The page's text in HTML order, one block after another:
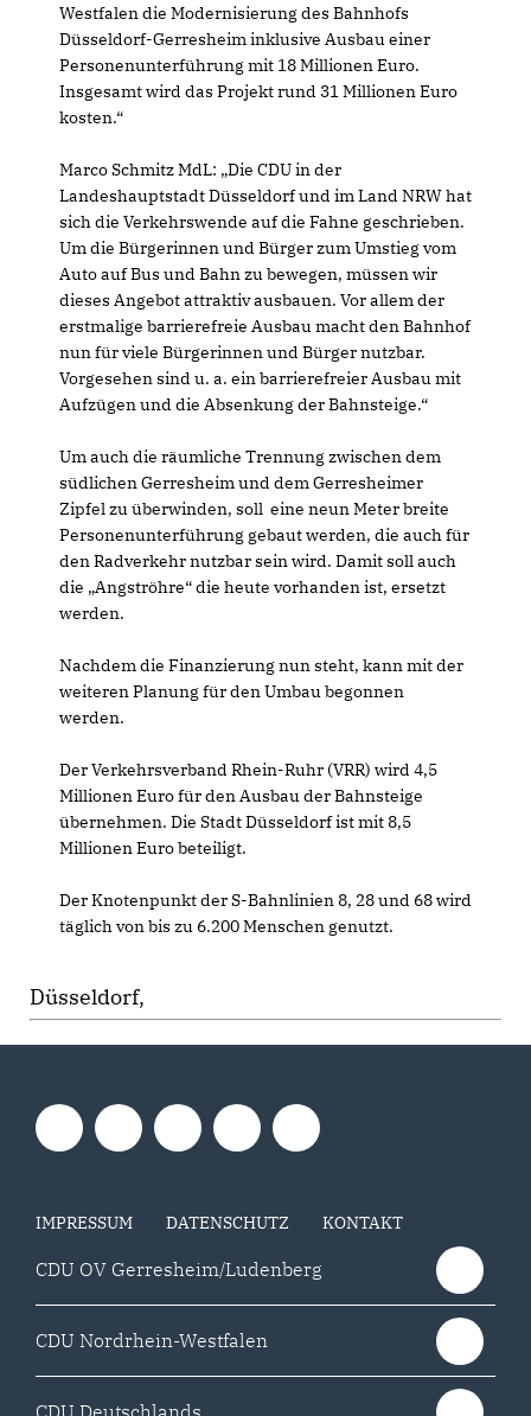
Westfalen die Modernisierung des Bahnhofs
Düsseldorf-Gerresheim inklusive Ausbau einer
Personenunterführung mit 18 Millionen Euro.
Insgesamt wird das Projekt rund 31 Millionen Euro
kosten.“
Marco Schmitz MdL: „Die CDU in der
Landeshauptstadt Düsseldorf und im Land NRW hat
sich die Verkehrswende auf die Fahne geschrieben.
Um die Bürgerinnen und Bürger zum Umstieg vom
Auto auf Bus und Bahn zu bewegen, müssen wir
dieses Angebot attraktiv ausbauen. Vor allem der
erstmalige barrierefreie Ausbau macht den Bahnhof
nun für viele Bürgerinnen und Bürger nutzbar.
Vorgesehen sind u. a. ein barrierefreier Ausbau mit
Aufzügen und die Absenkung der Bahnsteige.“
Um auch die räumliche Trennung zwischen dem
südlichen Gerresheim und dem Gerresheimer
Zipfel zu überwinden, soll eine neun Meter breite
Personenunterführung gebaut werden, die auch für
den Radverkehr nutzbar sein wird. Damit soll auch
die „Angströhre“ die heute vorhanden ist, ersetzt
werden.
Nachdem die Finanzierung nun steht, kann mit der
weiteren Planung für den Umbau begonnen
werden.
Der Verkehrsverband Rhein-Ruhr (VRR) wird 4,5
Millionen Euro für den Ausbau der Bahnsteige
übernehmen. Die Stadt Düsseldorf ist mit 8,5
Millionen Euro beteiligt.
Der Knotenpunkt der S-Bahnlinien 8, 28 und 68 wird
täglich von bis zu 6.200 Menschen genutzt.
Düsseldorf,
IMPRESSUM DATENSCHUTZ KONTAKT
CDU OV Gerresheim/Ludenberg
CDU Nordrhein-Westfalen
CDU Deutschlands